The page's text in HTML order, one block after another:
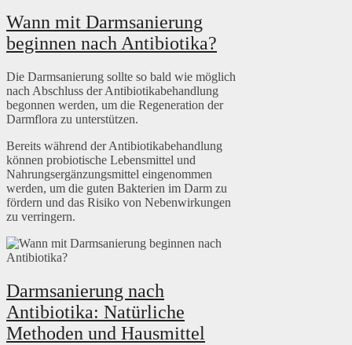
Wann mit Darmsanierung
beginnen nach Antibiotika?
Die Darmsanierung sollte so bald wie möglich
nach Abschluss der Antibiotikabehandlung
begonnen werden, um die Regeneration der
Darmflora zu unterstützen.
Bereits während der Antibiotikabehandlung
können probiotische Lebensmittel und
Nahrungsergänzungsmittel eingenommen
werden, um die guten Bakterien im Darm zu
fördern und das Risiko von Nebenwirkungen
zu verringern.
Darmsanierung nach
Antibiotika: Natürliche
Methoden und Hausmittel